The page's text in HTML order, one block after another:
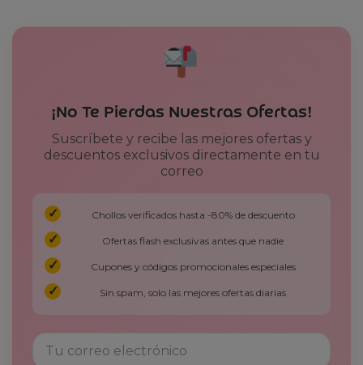
¡No Te Pierdas Nuestras Ofertas!
Suscríbete y recibe las mejores ofertas y
descuentos exclusivos directamente en tu
correo
Chollos verificados hasta -80% de descuento
Ofertas flash exclusivas antes que nadie
Cupones y códigos promocionales especiales
Sin spam, solo las mejores ofertas diarias